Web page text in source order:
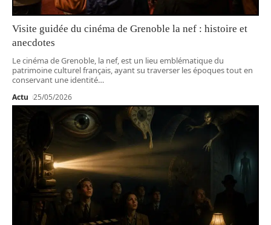
Visite guidée du cinéma de Grenoble la nef : histoire et
anecdotes
Le cinéma de Grenoble, la nef, est un lieu emblématique du
patrimoine culturel français, ayant su traverser les époques tout en
conservant une identité…
Actu 25/05/2026